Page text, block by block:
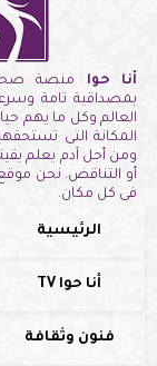
أنا حوا منصة
بمصداقية تامة
العالم وكل ما يهم
المكانة التى
ومن أجل آدم يعلم
أو التناقض. نحن
فى كل مكان.
الرئيسية
أنا حوا TV
فنون وثقافة